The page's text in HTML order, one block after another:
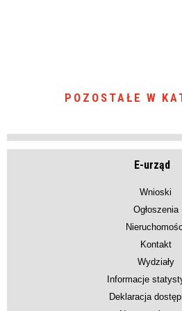
POZOSTAŁE W
E-urząd
Wnioski
Ogłoszenia
Kontakt
Wydziały
Informacje
Deklaracja